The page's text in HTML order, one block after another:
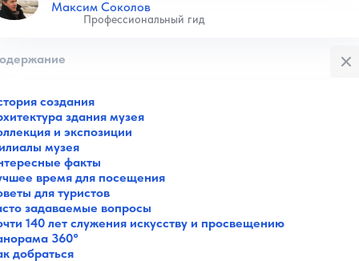
Максим Соколов
Профессиональный гид
создания
здания музея
и экспозиции
музея
факты
время для посещения
для туристов
задаваемые вопросы
140 лет служения искусству и просвещению
360°
добраться